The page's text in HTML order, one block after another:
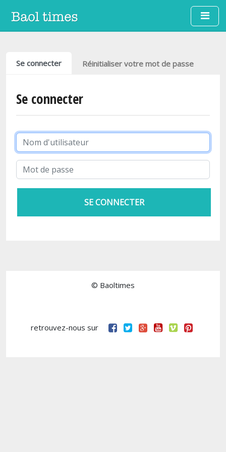
Aller au contenu principal
Onglets principaux
Se connecter Réinitialiser votre mot de passe
Se connecter
© Baoltimes
retrouvez-nous sur